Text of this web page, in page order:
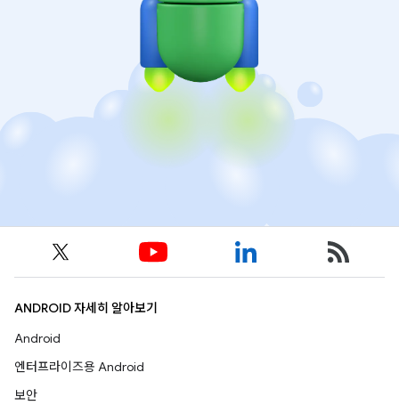
ANDROID 자세히 알아보기
Android
엔터프라이즈용 Android
보안